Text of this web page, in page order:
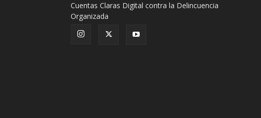
Cuentas Claras Digital contra la Delincuencia
Organizada